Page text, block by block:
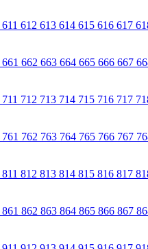
611 612 613 614 615 616 617
661 662 663 664 665 666 667
711 712 713 714 715 716 717
761 762 763 764 765 766 767
811 812 813 814 815 816 817
861 862 863 864 865 866 867